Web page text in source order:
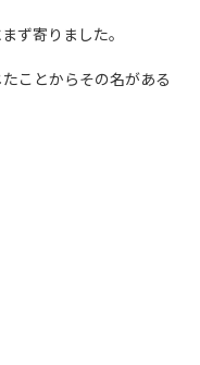
ず寄りました。
ことからその名がある